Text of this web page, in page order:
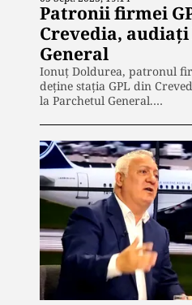
Patronii firmei
Crevedia,
General
Ionuț Doldurea, patronul
deține stația GPL din
la Parchetul General.…